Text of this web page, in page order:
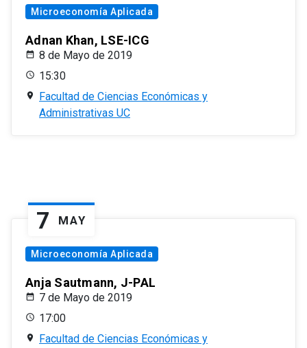
Microeconomía Aplicada
Adnan Khan, LSE-ICG
8 de Mayo de 2019
15:30
Facultad de Ciencias Económicas y
Administrativas UC
7 MAY
Microeconomía Aplicada
Anja Sautmann, J-PAL
7 de Mayo de 2019
17:00
Facultad de Ciencias Económicas y